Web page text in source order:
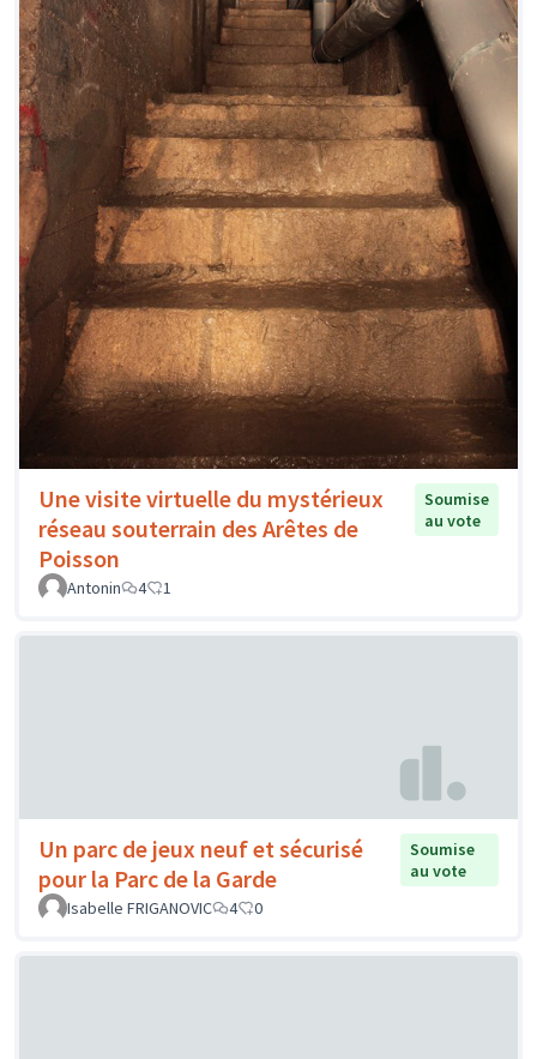
Une visite virtuelle du mystérieux
réseau souterrain des Arêtes de
Poisson
Soumise
au vote
Antonin 4 1
Un parc de jeux neuf et sécurisé
pour la Parc de la Garde
Soumise
au vote
Isabelle FRIGANOVIC
4 0